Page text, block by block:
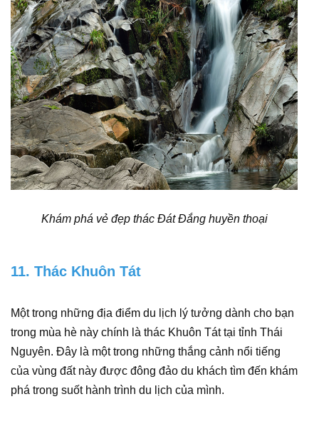
Khám phá vẻ đẹp thác Đát Đắng huyền thoại
11. Thác Khuôn Tát
Một trong những địa điểm du lịch lý tưởng dành cho bạn
trong mùa hè này chính là thác Khuôn Tát tại tỉnh Thái
Nguyên. Đây là một trong những thắng cảnh nổi tiếng
của vùng đất này được đông đảo du khách tìm đến khám
phá trong suốt hành trình du lịch của mình.